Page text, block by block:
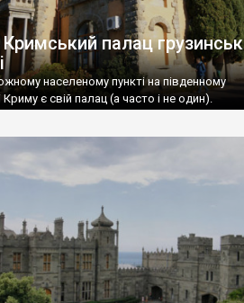
палац
населеному пункті на південному
є свій палац (а часто і не один).